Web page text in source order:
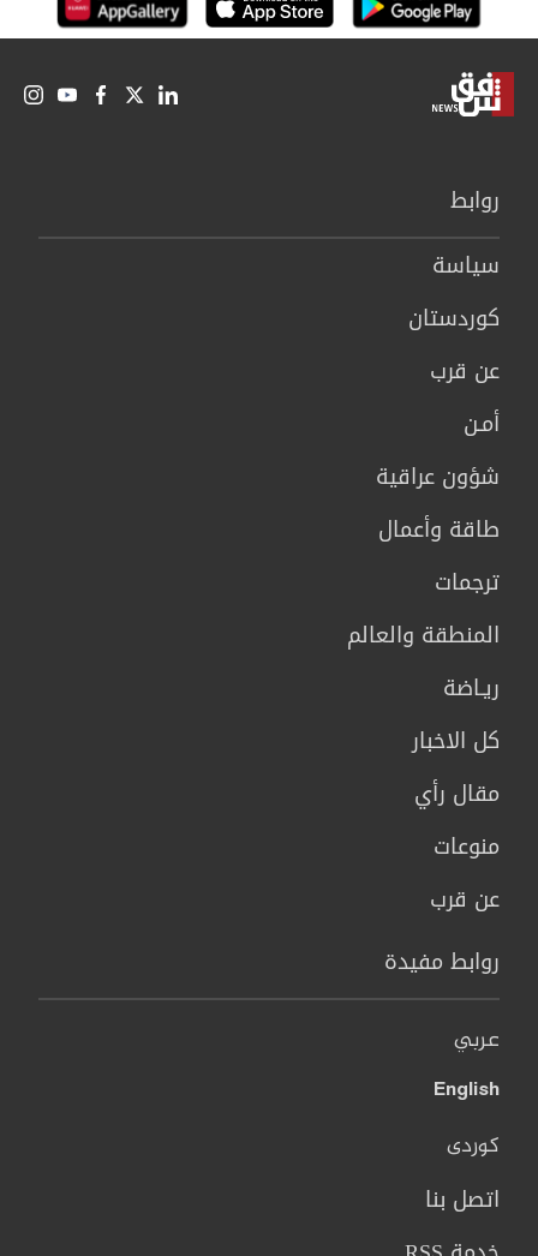
روابط
سیاسة
كوردستان
عن قرب
أمـن
شؤون عراقية
طاقة وأعمال
ترجمات
المنطقة والعالم
ريـاضة
كل الاخبار
مقال رأي
منوعات
عن قرب
روابط مفيدة
عربي
English
کوردی
اتصل بنا